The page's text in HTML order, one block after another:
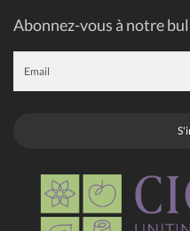
Abonnez-vous à notre